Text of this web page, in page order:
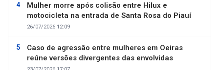
Mulher morre após colisão entre Hilux e
motocicleta na entrada de Santa Rosa do Piauí
26/07/2026 12:09
Caso de agressão entre mulheres em Oeiras
reúne versões divergentes das envolvidas